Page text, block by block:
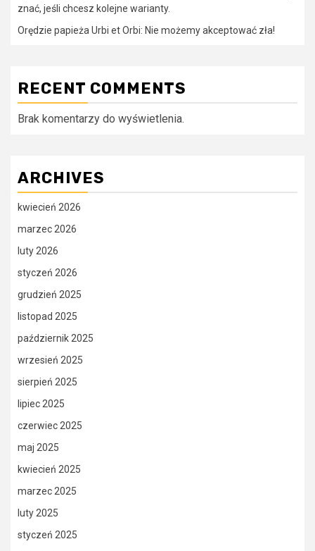
znać, jeśli chcesz kolejne warianty.
Orędzie papieża Urbi et Orbi: Nie możemy akceptować zła!
RECENT COMMENTS
Brak komentarzy do wyświetlenia.
ARCHIVES
kwiecień 2026
marzec 2026
luty 2026
styczeń 2026
grudzień 2025
listopad 2025
październik 2025
wrzesień 2025
sierpień 2025
lipiec 2025
czerwiec 2025
maj 2025
kwiecień 2025
marzec 2025
luty 2025
styczeń 2025